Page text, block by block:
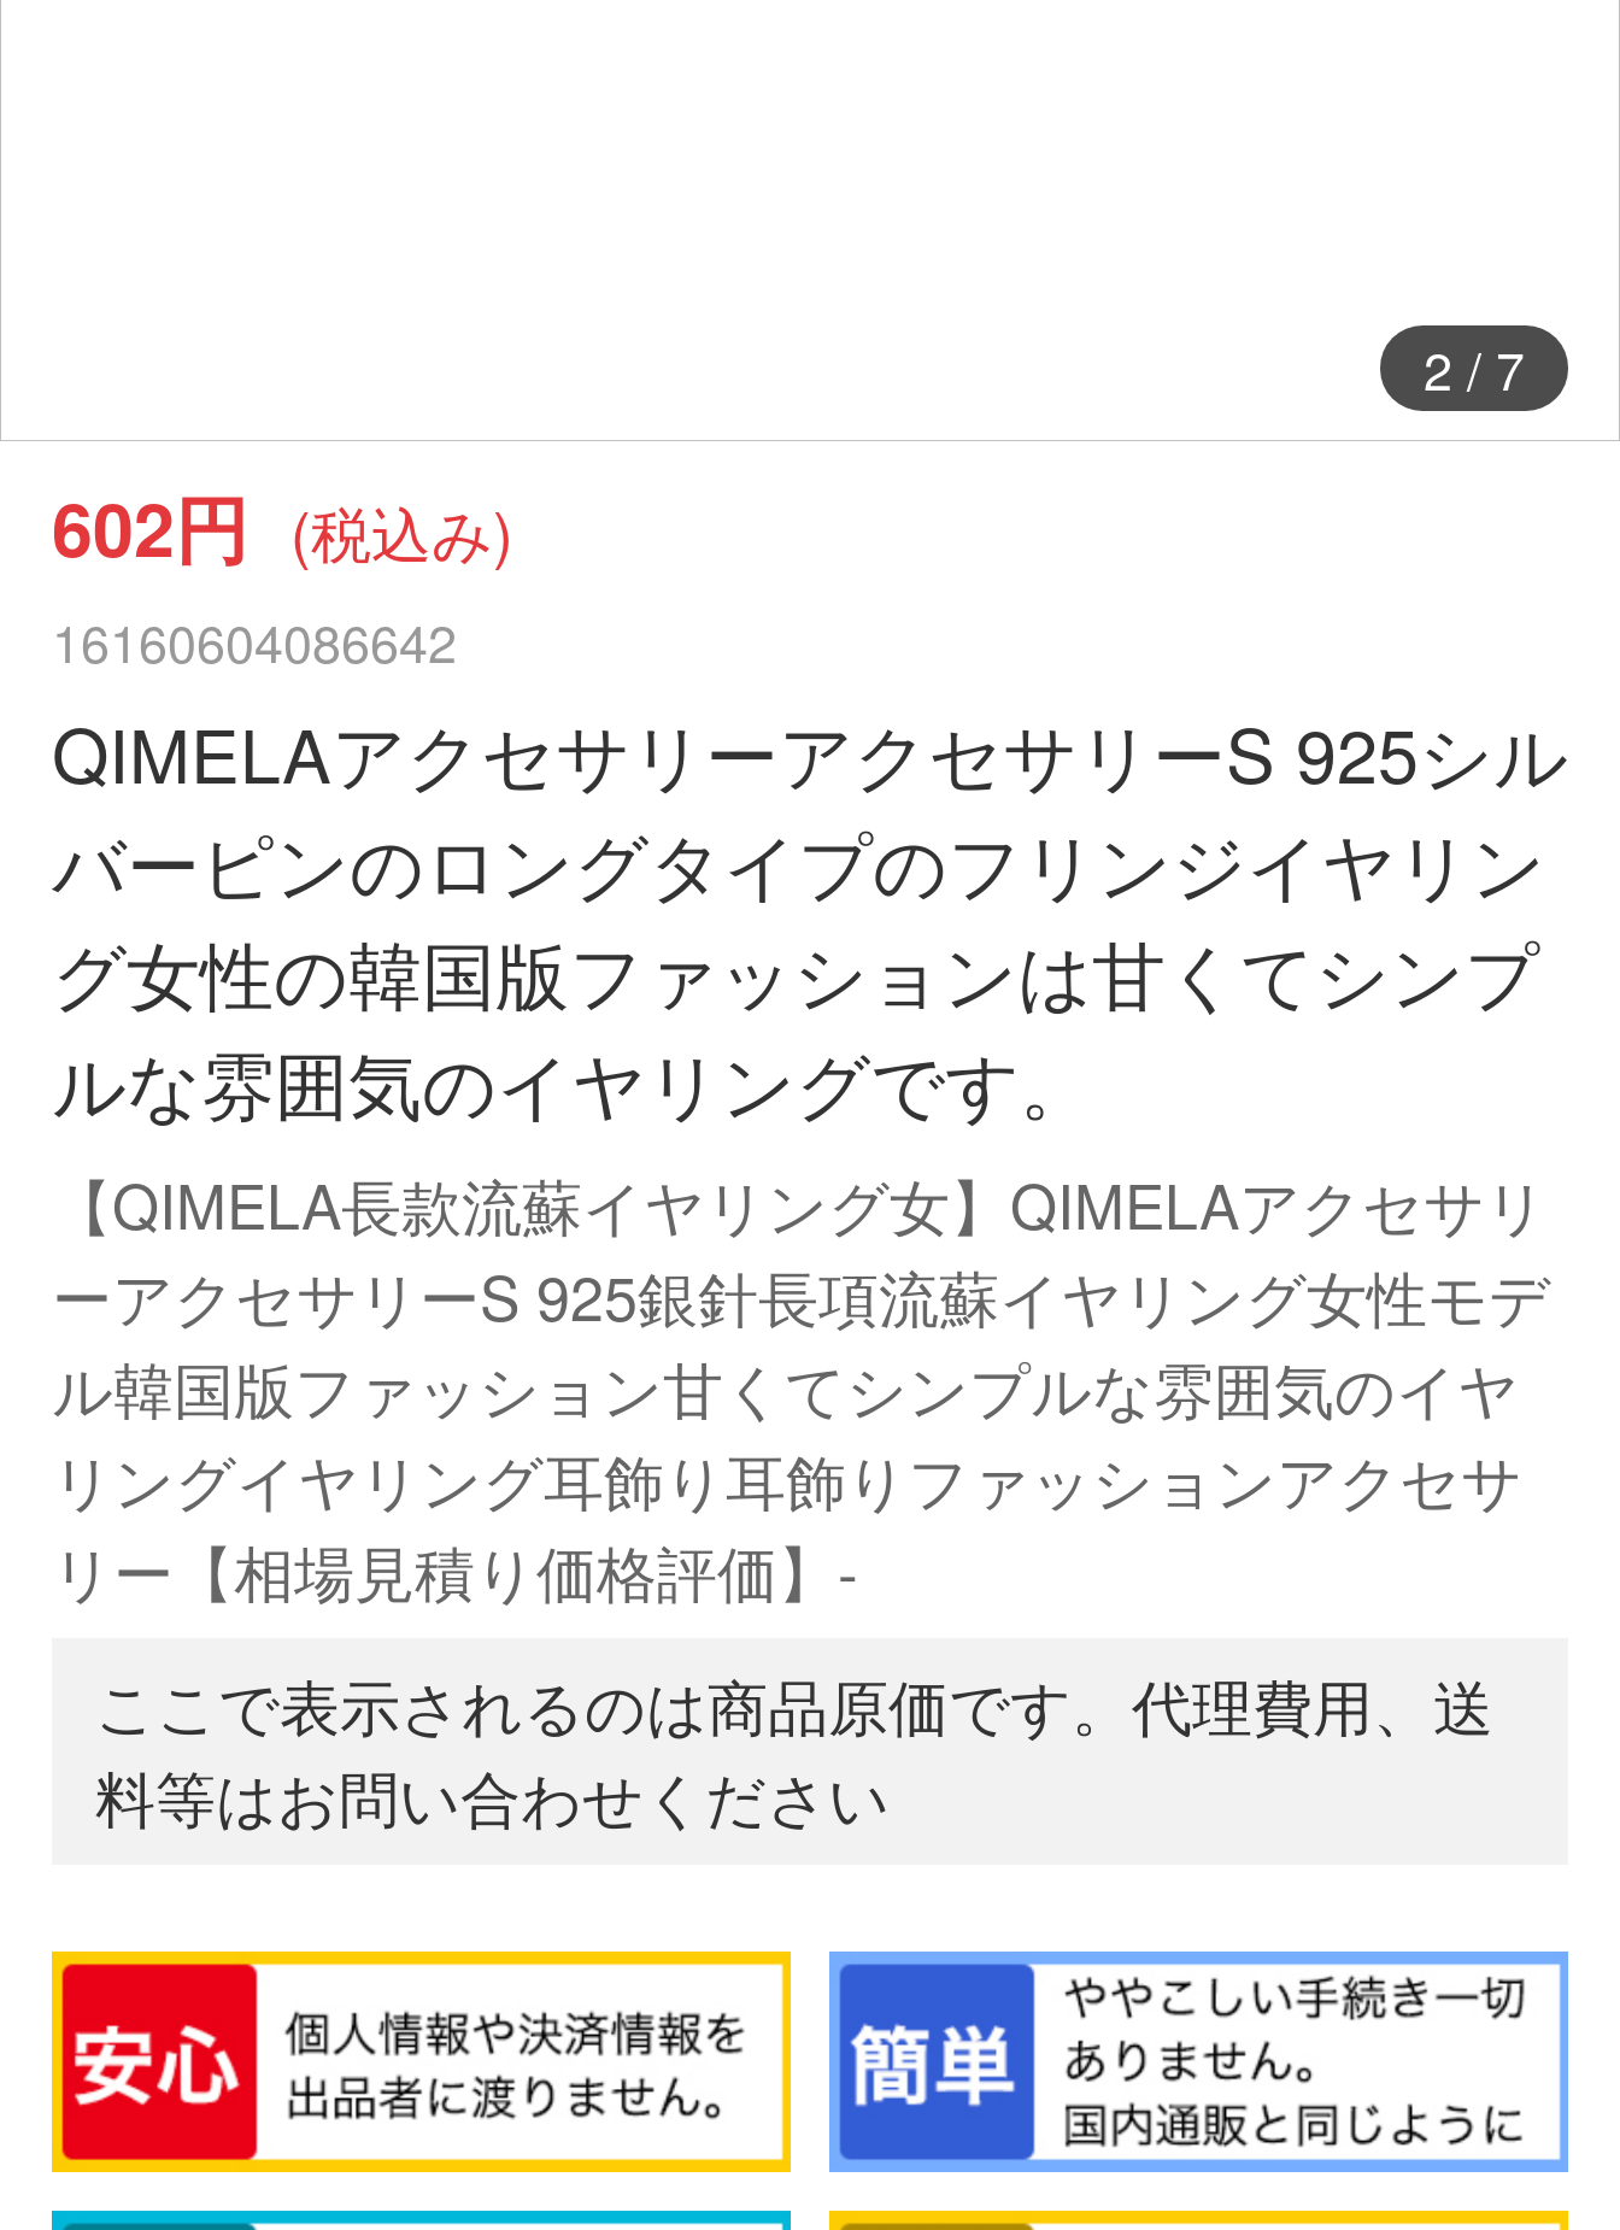
2 / 7
602円 (税込み)
16160604086642
QIMELAアクセサリーアクセサリーS 925シル
バーピンのロングタイプのフリンジイヤリン
グ女性の韓国版ファッションは甘くてシンプ
ルな雰囲気のイヤリングです。
【QIMELA長款流蘇イヤリング女】QIMELAアクセサリ
ーアクセサリーS 925銀針長項流蘇イヤリング女性モデ
ル韓国版ファッション甘くてシンプルな雰囲気のイヤ
リングイヤリング耳飾り耳飾りファッションアクセサ
リー【相場見積り価格評価】-
ここで表示されるのは商品原価です。代理費用、送
料等はお問い合わせください